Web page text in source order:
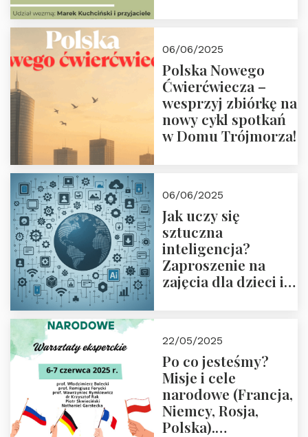
18:00
06/06/2025
Polska Nowego
Ćwierćwiecza –
wesprzyj zbiórkę na
nowy cykl spotkań
w Domu Trójmorza!
06/06/2025
Jak uczy się
sztuczna
inteligencja?
Zaproszenie na
zajęcia dla dzieci i
22/05/2025
Po co jesteśmy?
Misje i cele
narodowe (Francja,
Niemcy, Rosja,
Polska).